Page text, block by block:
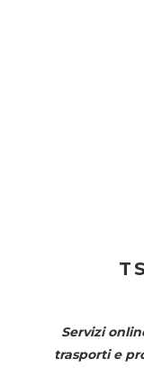
Servizi
trasporti e